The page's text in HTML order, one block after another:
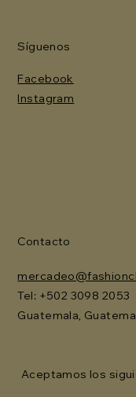
Síguenos
Facebook
Instagram
Contacto
Tel: ‪+502 3098 2053‬
Guatemala,
Aceptamos los